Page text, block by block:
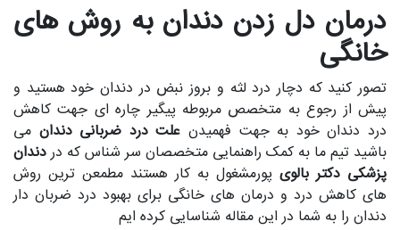
درمان دل زدن دندان به روش های
خانگی
تصور کنید که دچار درد لثه و بروز نبض در دندان خود هستید و
پیش از رجوع به متخصص مربوطه پیگیر چاره ای جهت کاهش
درد دندان خود به جهت فهمیدن علت درد ضربانی دندان می
باشید تیم ما به کمک راهنمایی متخصصان سر شناس که دردندان
پزشکی دکتر بالوی پورمشغول به کار هستند مطمعن ترین روش
های کاهش درد و درمان های خانگی برای بهبود درد ضربان دار
دندان را به شما در این مقاله شناسایی کرده ایم